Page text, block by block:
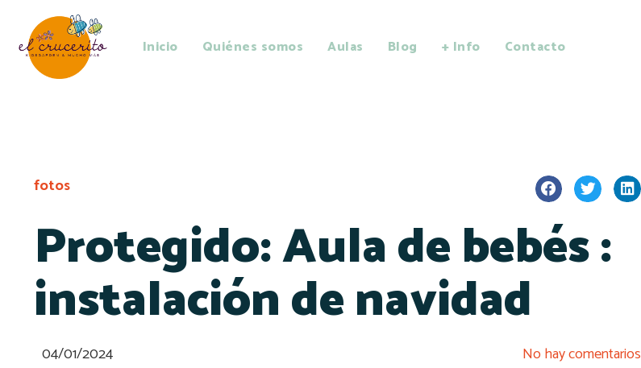
Inicio Quiénes somos Aulas Blog + Info Contacto
fotos
Protegido: Aula de bebés :
instalación de navidad
04/01/2024 No hay comentarios